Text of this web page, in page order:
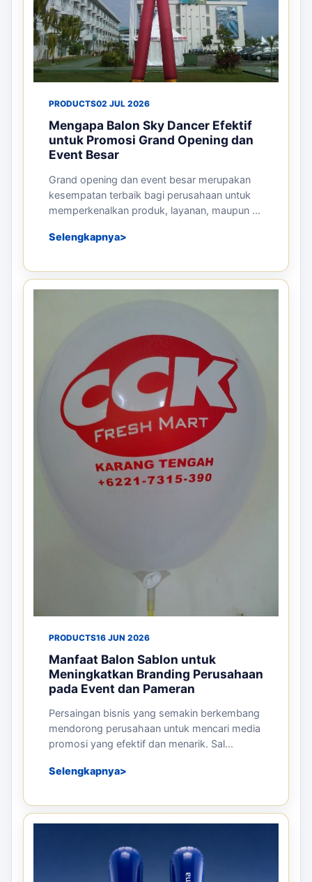
PRODUCTS02 JUL 2026
Mengapa Balon Sky Dancer Efektif
untuk Promosi Grand Opening dan
Event Besar
Grand opening dan event besar merupakan
kesempatan terbaik bagi perusahaan untuk
memperkenalkan produk, layanan, maupun ...
Selengkapnya
PRODUCTS16 JUN 2026
Manfaat Balon Sablon untuk
Meningkatkan Branding Perusahaan
pada Event dan Pameran
Persaingan bisnis yang semakin berkembang
mendorong perusahaan untuk mencari media
promosi yang efektif dan menarik. Sal...
Selengkapnya